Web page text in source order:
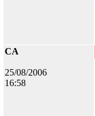
CA
25/08/2006
16:58